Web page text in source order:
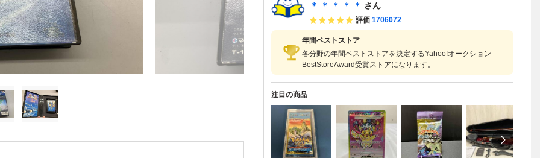
＊ ＊ ＊ ＊ ＊ さん
評価 1706072
年間ベストストア
各分野の年間ベストストアを決定するYahoo!オークション
BestStoreAward受賞ストアになります。
注目の商品